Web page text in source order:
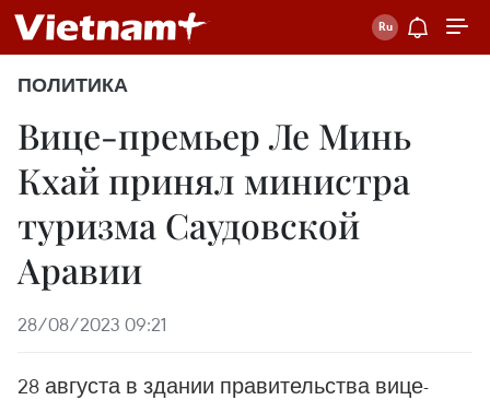
ПОЛИТИКА
Вице-премьер Ле Минь
Кхай принял министра
туризма Саудовской
Аравии
28/08/2023 09:21
28 августа в здании правительства вице-